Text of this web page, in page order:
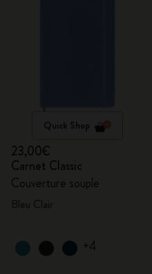
Quick Shop
23,00€
Carnet Classic
Couverture souple
+4